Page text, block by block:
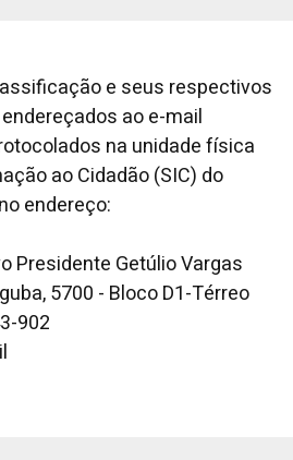
e seus respectivos
ao e-mail
na unidade física
ao Cidadão (SIC) do
endereço:
Presidente Getúlio Vargas
5700 - Bloco D1-Térreo
902